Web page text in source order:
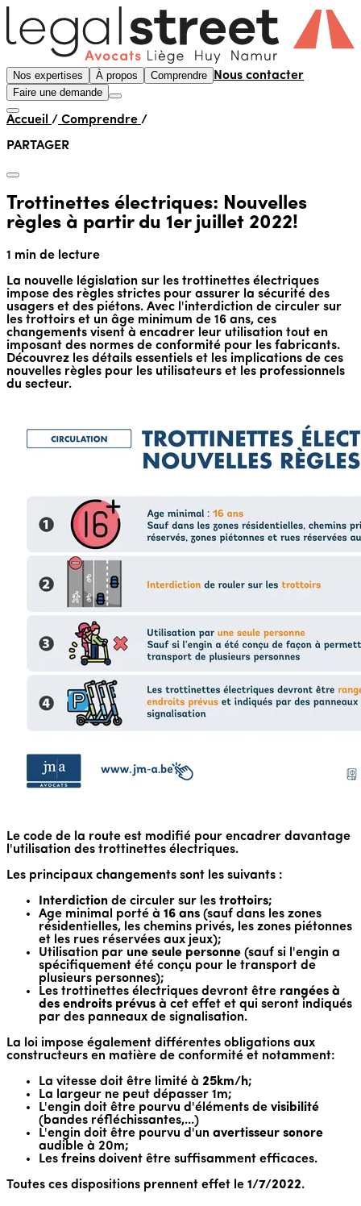
Nos expertises À propos Comprendre Nous contacter
Faire une demande
Accueil / Comprendre /
PARTAGER
Trottinettes électriques: Nouvelles
règles à partir du 1er juillet 2022!
1 min de lecture
La nouvelle législation sur les trottinettes électriques
impose des règles strictes pour assurer la sécurité des
usagers et des piétons. Avec l'interdiction de circuler sur
les trottoirs et un âge minimum de 16 ans, ces
changements visent à encadrer leur utilisation tout en
imposant des normes de conformité pour les fabricants.
Découvrez les détails essentiels et les implications de ces
nouvelles règles pour les utilisateurs et les professionnels
du secteur.
Le code de la route est modifié pour encadrer davantage
l'utilisation des trottinettes électriques.
Les principaux changements sont les suivants :
Interdiction de circuler sur les trottoirs;
Age minimal porté à 16 ans (sauf dans les zones
résidentielles, les chemins privés, les zones piétonnes
et les rues réservées aux jeux);
Utilisation par une seule personne (sauf si l'engin a
spécifiquement été conçu pour le transport de
plusieurs personnes);
Les trottinettes électriques devront être rangées à
des endroits prévus à cet effet et qui seront indiqués
par des panneaux de signalisation.
La loi impose également différentes obligations aux
constructeurs en matière de conformité et notamment:
La vitesse doit être limité à 25km/h;
La largeur ne peut dépasser 1m;
L'engin doit être pourvu d'éléments de visibilité
(bandes réfléchissantes,...)
L'engin doit être pourvu d'un avertisseur sonore
audible à 20m;
Les freins doivent être suffisamment efficaces.
Toutes ces dispositions prennent effet le 1/7/2022.